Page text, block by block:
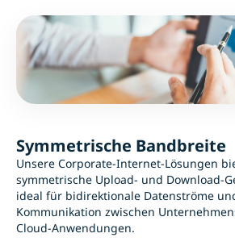
Symmetrische Bandbreite
Unsere Corporate-Internet-Lösungen
symmetrische Upload- und Download-
ideal für bidirektionale Datenströme
Kommunikation zwischen
Cloud-Anwendungen.